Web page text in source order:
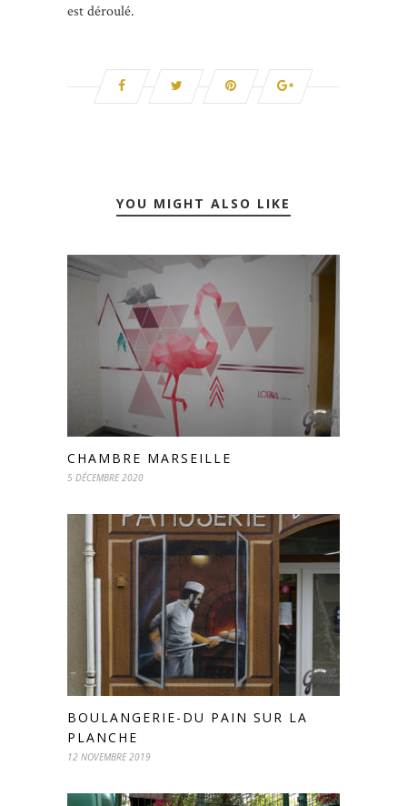
est déroulé.
YOU MIGHT ALSO LIKE
CHAMBRE MARSEILLE
5 DÉCEMBRE 2020
BOULANGERIE-DU PAIN SUR LA
PLANCHE
12 NOVEMBRE 2019